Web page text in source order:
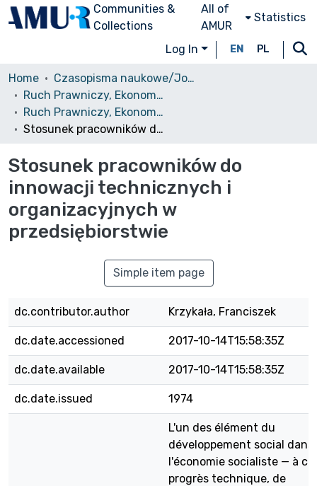
Communities &
Collections
All of
AMUR
Statistics
Log In EN PL
Home
Czasopisma naukowe/Journals
Ruch Prawniczy, Ekonomiczny i Socjologiczny
Ruch Prawniczy, Ekonomiczny i Socjologiczny, 1974, nr 1
Stosunek pracowników do innowacji technicznych i organizacyjnych w przedsiębiorstwie
Stosunek pracowników do
innowacji technicznych i
organizacyjnych w
przedsiębiorstwie
Simple item page
dc.contributor.author Krzykała, Franciszek
dc.date.accessioned 2017-10-14T15:58:35Z
dc.date.available 2017-10-14T15:58:35Z
dc.date.issued 1974
L'un des élément du
développement social dans
l'économie socialiste — à
progrès technique, de